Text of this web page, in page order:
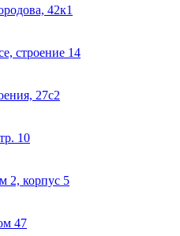
42к1
строение 14
27с2
10
2, корпус 5
47